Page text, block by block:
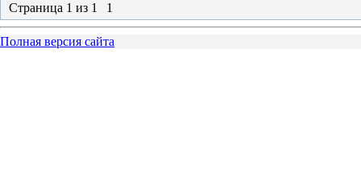
Страница 1 из 1 1
Полная версия сайта